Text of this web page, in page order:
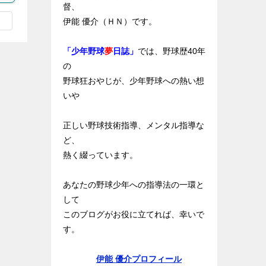
督、
伊能 優介（ＨＮ）です。
「少年野球夢日誌」 では、野球歴40年
の
野球狂おやじが、少年野球への熱い想
いや
正しい野球技術指導、メンタル指導な
ど、
熱く綴っています。
あなたの野球少年への指導法の一環と
して
このブログがお役に立てれば、幸いで
す。
伊能 優介プロフィール